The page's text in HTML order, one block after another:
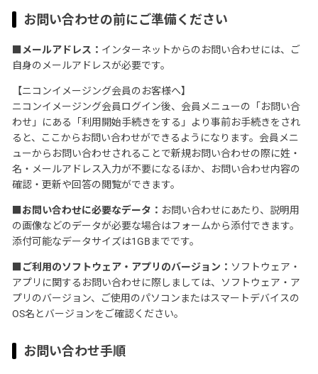
お問い合わせの前にご準備ください
■メールアドレス： インターネットからのお問い合わせには、ご
自身のメールアドレスが必要です。
【ニコンイメージング会員のお客様へ】
ニコンイメージング会員ログイン後、会員メニューの「お問い合
わせ」にある「利用開始手続きをする」より事前お手続きをされ
ると、ここからお問い合わせができるようになります。会員メニ
ューからお問い合わせされることで新規お問い合わせの際に姓・
名・メールアドレス入力が不要になるほか、お問い合わせ内容の
確認・更新や回答の閲覧ができます。
■お問い合わせに必要なデータ： お問い合わせにあたり、説明用
の画像などのデータが必要な場合はフォームから添付できます。
添付可能なデータサイズは1GBまでです。
■ご利用のソフトウェア・アプリのバージョン： ソフトウェア・
アプリに関するお問い合わせに際しましては、ソフトウェア・ア
プリのバージョン、ご使用のパソコンまたはスマートデバイスの
OS名とバージョンをご確認ください。
お問い合わせ手順